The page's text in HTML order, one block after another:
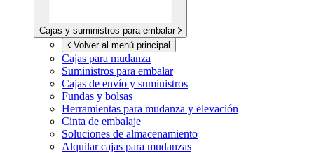
Cajas y suministros para embalar
Volver al menú principal
Cajas para mudanza
Suministros para embalar
Cajas de envío y suministros
Fundas y bolsas
Herramientas para mudanza y elevación
Cinta de embalaje
Soluciones de almacenamiento
Alquilar cajas para mudanzas